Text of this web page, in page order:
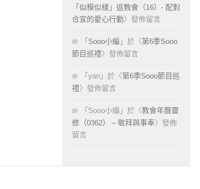
「似模似樣」返教會（16）- 配對
合宜的愛心行動〉發佈留言
「 Sooo小編 」於〈第6季Sooo
節目巡禮〉發佈留言
「 yan 」於〈第6季Sooo節目巡
禮〉發佈留言
「 Sooo小編 」於〈教會年曆靈
修（0362） – 敬拜與事奉〉發佈
留言